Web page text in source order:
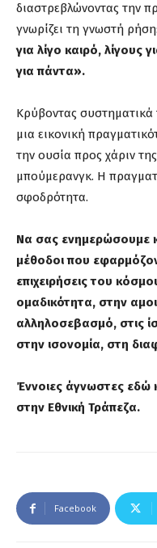
διαστρεβλώνοντας την
γνωρίζει τη γνωστή ρήση:
για λίγο καιρό, λίγους
για πάντα».
Κρύβοντας συστηματικά
μια εικονική
την ουσία προς χάριν
μπούμερανγκ. Η
σφοδρότητα.
Να σας ενημερώσουμε
μέθοδοι που
επιχειρήσεις του
ομαδικότητα, στην
αλληλοσεβασμό, στις
στην ισονομία, στη
Έννοιες άγνωστες εδώ
στην Εθνική Τράπεζα.
Facebook